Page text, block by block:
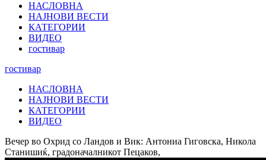
НАСЛОВНА
НАЈНОВИ ВЕСТИ
КАТЕГОРИИ
ВИДЕО
гостивар
гостивар
НАСЛОВНА
НАЈНОВИ ВЕСТИ
КАТЕГОРИИ
ВИДЕО
Вечер во Охрид со Ландов и Вик: Антониа Гиговска, Никола
Станишиќ, градоначалникот Пецаков,